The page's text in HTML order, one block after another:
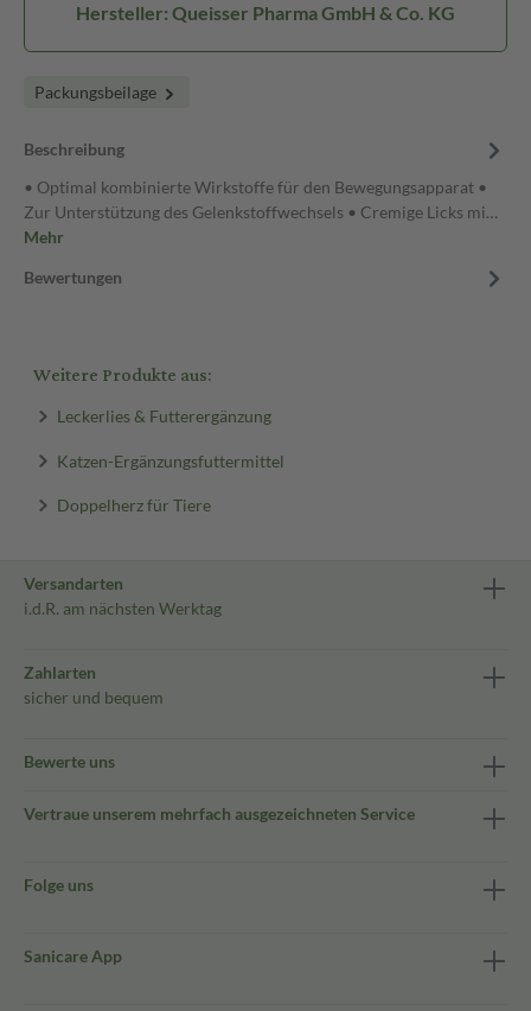
Hersteller: Queisser Pharma GmbH & Co. KG
Packungsbeilage
Beschreibung
• Optimal kombinierte Wirkstoffe für den Bewegungsapparat •
Zur Unterstützung des Gelenkstoffwechsels • Cremige Licks mi…
Mehr
Bewertungen
Weitere Produkte aus:
Leckerlies & Futterergänzung
Katzen-Ergänzungsfuttermittel
Doppelherz für Tiere
Versandarten
i.d.R. am nächsten Werktag
Zahlarten
sicher und bequem
Bewerte uns
Vertraue unserem mehrfach ausgezeichneten Service
Folge uns
Sanicare App